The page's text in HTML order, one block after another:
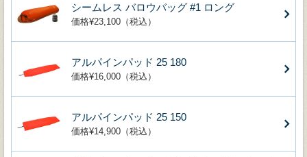
シームレス バロウバッグ #1 ロング
価格¥23,100（税込）
アルパインパッド 25 180
価格¥16,000（税込）
アルパインパッド 25 150
価格¥14,900（税込）